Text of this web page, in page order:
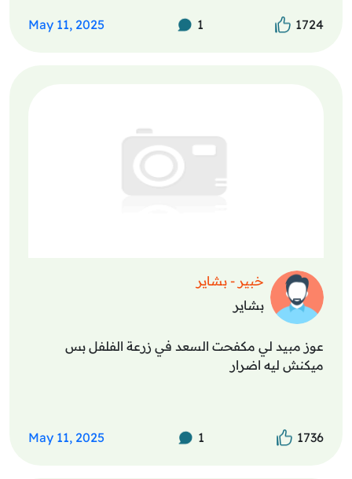
1724
1
May 11, 2025
خبير - بشاير
بشاير
عوز مبيد لي مكفحت السعد في زرعة الفلفل بس
ميكنش ليه اضرار
1736
1
May 11, 2025